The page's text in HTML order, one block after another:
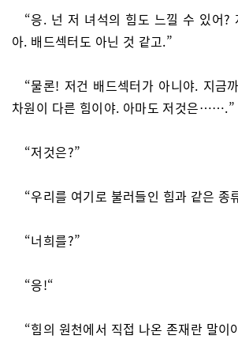
“응. 넌 저 녀석의 힘도 느낄 수 있어?
아. 배드섹터도 아닌 것 같고.”
“물론! 저건 배드섹터가 아니야. 지금
차원이 다른 힘이야. 아마도 저것은…….”
“저것은?”
“우리를 여기로 불러들인 힘과 같은 종
“너희를?”
“응!“
“힘의 원천에서 직접 나온 존재란 말이